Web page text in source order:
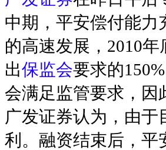
中期，平安偿付能力
的高速发展，2010
出保监会要求的
会满足监管要求，因
广发证券认为，由
利。融资结束后，平